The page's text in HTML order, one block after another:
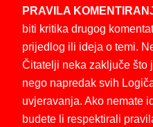
PRAVILA
biti kritika drugog
prijedlog ili ideja o temi.
Čitatelji neka zaključe što
nego napredak svih
uvjeravanja. Ako nemate
budete li respektirali